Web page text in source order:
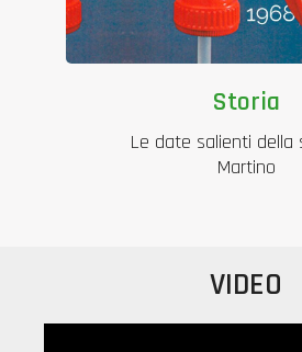
Storia
Le date salienti della
Martino
VIDEO